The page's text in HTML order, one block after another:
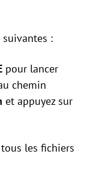
suivantes :
pour lancer
chemin
et appuyez sur
les fichiers